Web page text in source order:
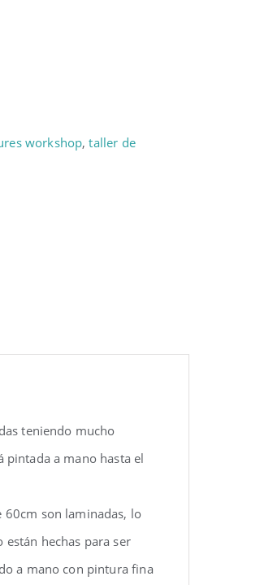
workshop,taller de
teniendo mucho
pintada a mano hasta el
60cm son laminadas, lo
hechas para ser
a mano con pintura fina